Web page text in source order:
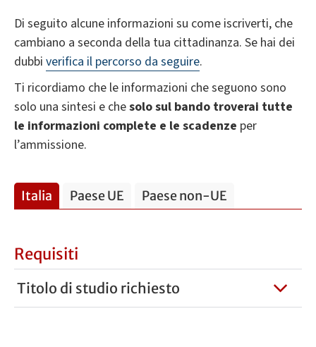
Di seguito alcune informazioni su come iscriverti, che
cambiano a seconda della tua cittadinanza. Se hai dei
dubbi verifica il percorso da seguire.
Ti ricordiamo che le informazioni che seguono sono
solo una sintesi e chesolo sul bando troverai tutte
le informazioni complete e le scadenze per
l’ammissione.
Italia Paese UE Paese non-UE
Requisiti
Titolo di studio richiesto